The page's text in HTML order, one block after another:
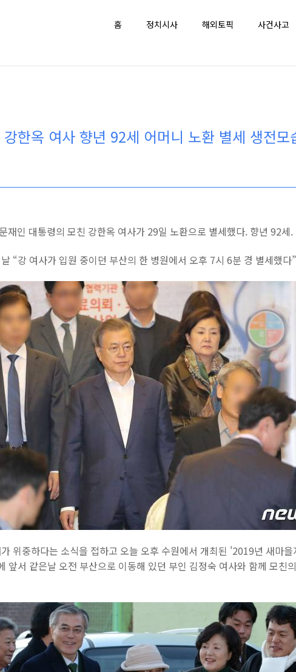
홈
정치시사 해외토픽 사건사고
한옥 여사 향년 92세 어머니 노환 별세 생전모
문재인 대통령의 모친 강한옥 여사가 29일 노환으로 별세했다. 향년 92세.
“강 여사가 입원 중이던 부산의 한 병원에서 오후 7시 6분 경 별세했다
위중하다는 소식을 접하고 오늘 오후 수원에서 개최된 '2019년 새마
앞서 같은날 오전 부산으로 이동해 있던 부인 김정숙 여사와 함께 모친